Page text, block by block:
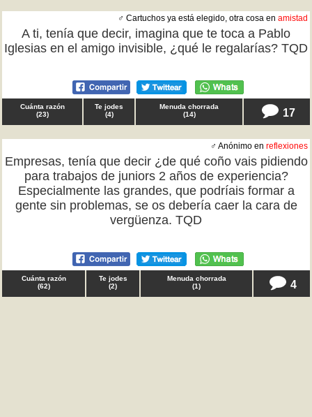
♂ Cartuchos ya está elegido, otra cosa en amistad
A ti, tenía que decir, imagina que te toca a Pablo
Iglesias en el amigo invisible, ¿qué le regalarías? TQD
Cuánta razón
(23)
Te jodes
(4)
Menuda chorrada
(14) 17
♂ Anónimo en reflexiones
Empresas, tenía que decir ¿de qué coño vais pidiendo
para trabajos de juniors 2 años de experiencia?
Especialmente las grandes, que podríais formar a
gente sin problemas, se os debería caer la cara de
vergüenza. TQD
Cuánta razón
(62)
Te jodes
(2)
Menuda chorrada
(1) 4